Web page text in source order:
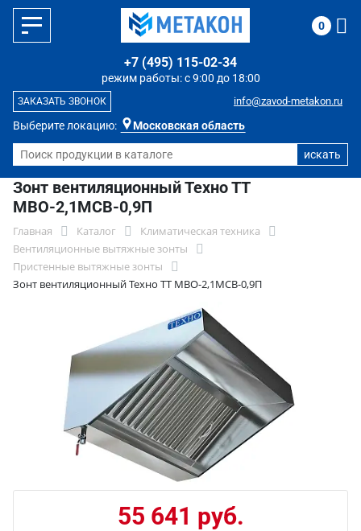
Выберите локацию: Московская область
режим работы: с 9:00 до 18:00
+7 (495) 115-02-34
info@zavod-metakon.ru
ЗАКАЗАТЬ ЗВОНОК
0
Зонт вентиляционный Техно ТТ
МВО-2,1МСВ-0,9П
Главная Каталог
Климатическая техника
Вентиляционные вытяжные зонты
Пристенные вытяжные зонты
Зонт вентиляционный Техно ТТ МВО-2,1МСВ-0,9П
55 641 руб.